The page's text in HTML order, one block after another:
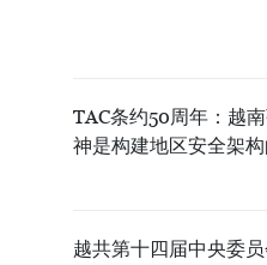
TAC条约50周年：越
神是构建地区安全架
越共第十四届中央委